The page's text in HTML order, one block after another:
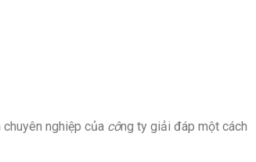
nghiệp của công ty giải đáp một cách